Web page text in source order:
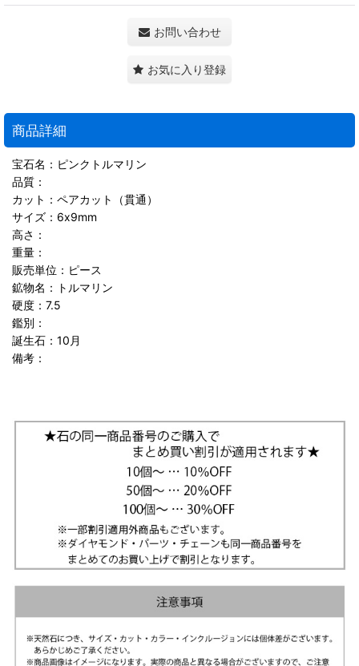
お問い合わせ
お気に入り登録
商品詳細
宝石名：ピンクトルマリン
品質：
カット：ペアカット（貫通）
サイズ：6x9mm
高さ：
重量：
販売単位：ピース
鉱物名：トルマリン
硬度：7.5
鑑別：
誕生石：10月
備考：